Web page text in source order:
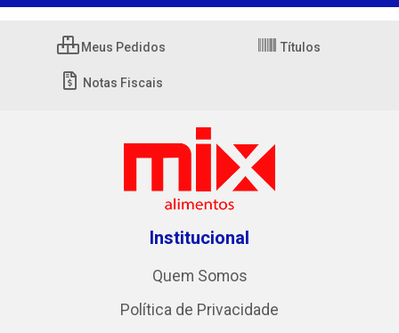
Meus Pedidos Títulos
Notas Fiscais
Institucional
Quem Somos
Política de Privacidade